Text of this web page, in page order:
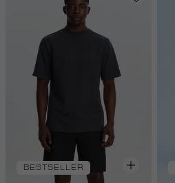
BESTSELLER